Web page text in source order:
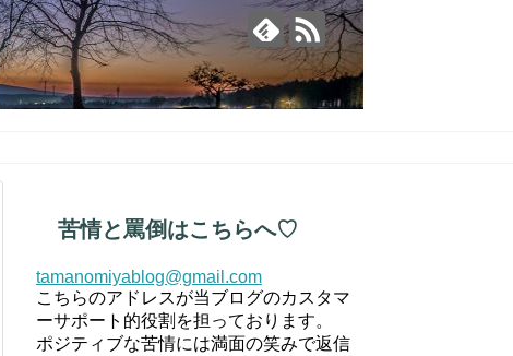
苦情と罵倒はこちらへ♡
tamanomiyablog@gmail.com
こちらのアドレスが当ブログのカスタマ
ーサポート的役割を担っております。
ポジティブな苦情には満面の笑みで返信